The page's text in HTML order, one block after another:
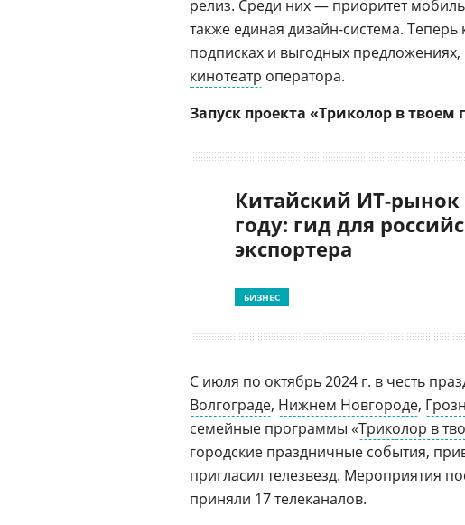
релиз. Среди них — приоритет
также единая дизайн-система.
подписках и выгодных предложениях,
кинотеатр оператора.
Запуск проекта «Триколор в твоем
Китайский ИТ-рынок
году: гид для
экспортера
БИЗНЕС
С июля по октябрь 2024 г. в честь
Волгограде, Нижнем Новгороде,
семейные программы «Триколор в
городские праздничные события,
пригласил телезвезд. Мероприятия
приняли 17 телеканалов.